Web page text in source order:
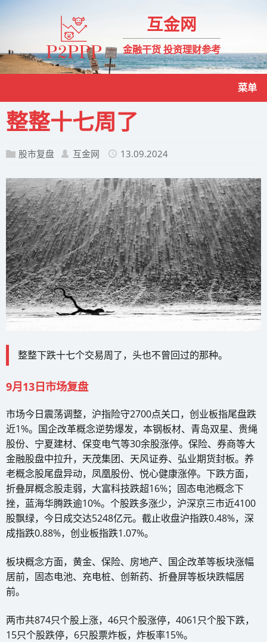
互金网
金融干货 投资理财参考
菜单
整整十七周了
股市复盘 互金网 13.09.2024
整整下跌十七个交易周了，头也不曾回过的那种。
9月13日市场复盘
市场今日震荡调整，沪指险守2700点关口，创业板指尾盘跌
近1%。国企改革概念逆势爆发，本钢板材、青岛双星、贵绳
股份、宁夏建材、保变电气等30余股涨停。保险、券商等大
金融股盘中拉升，天茂集团、天风证券、弘业期货封板。养
老概念股尾盘异动，凤凰股份、悦心健康涨停。下跌方面，
折叠屏概念股走弱，大富科技跌超16%；固态电池概念下
挫，蓝海华腾跌逾10%。个股跌多涨少，沪深京三市近4100
股飘绿，今日成交达5248亿元。截止收盘沪指跌0.48%，深
成指跌0.88%，创业板指跌1.07%。
板块概念方面，黄金、保险、房地产、国企改革等板块涨幅
居前，固态电池、充电桩、创新药、折叠屏等板块跌幅居
前。
两市共874只个股上涨，46只个股涨停，4061只个股下跌，
15只个股跌停，6只股票炸板，炸板率15%。